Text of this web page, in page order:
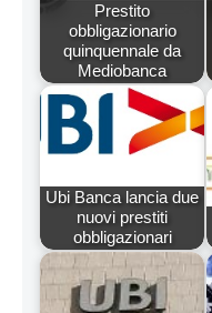
Prestito
obbligazionario
quinquennale da
Mediobanca
Ubi Banca lancia due
nuovi prestiti
obbligazionari